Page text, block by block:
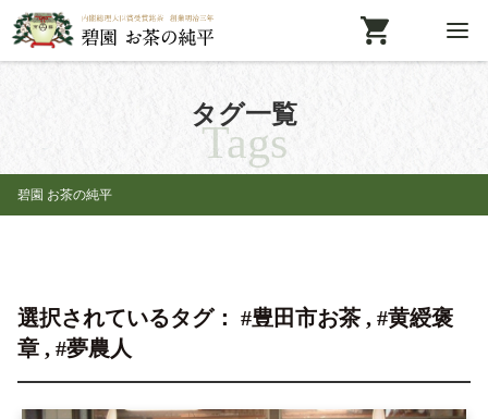
タグ一覧
Tags
碧園 お茶の純平
選択されているタグ： #豊田市お茶 , #黄綬褒
章 , #夢農人